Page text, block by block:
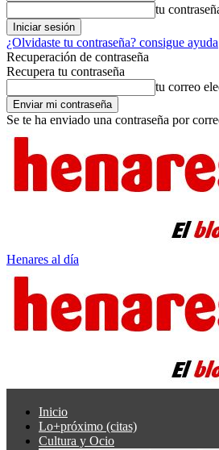
tu
¿Olvidaste tu contraseña? consigue ayuda
Recuperación de contraseña
Recupera tu contraseña
tu correo
Se te ha enviado una contraseña por
Henares al día
Inicio
Lo+próximo (citas)
Cultura y Ocio